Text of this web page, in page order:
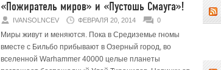
«Пожиратель миров» и «Пустошь Смауга»!
IVANSOLNCEV ФЕВРАЛЯ 20, 2014 0
Миры живут и меняются. Пока в Средиземье гномы
вместе с Бильбо прибывают в Озерный город, во
вселенной Warhammer 40000 целые планеты